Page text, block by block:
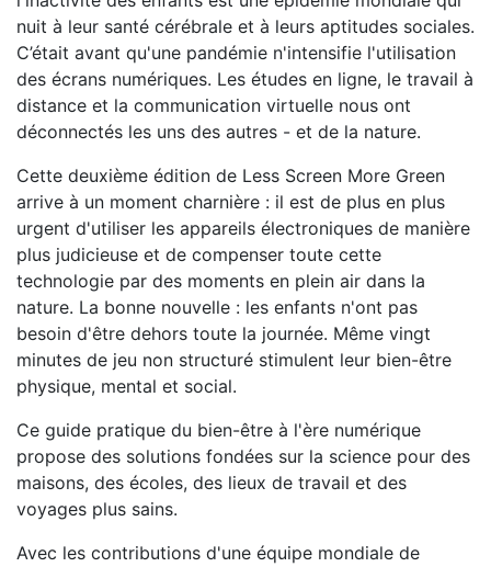
nuit à leur santé cérébrale et à leurs aptitudes sociales.
C’était avant qu'une pandémie n'intensifie l'utilisation
des écrans numériques. Les études en ligne, le travail à
distance et la communication virtuelle nous ont
déconnectés les uns des autres - et de la nature.
Cette deuxième édition de Less Screen More Green
arrive à un moment charnière : il est de plus en plus
urgent d'utiliser les appareils électroniques de manière
plus judicieuse et de compenser toute cette
technologie par des moments en plein air dans la
nature. La bonne nouvelle : les enfants n'ont pas
besoin d'être dehors toute la journée. Même vingt
minutes de jeu non structuré stimulent leur bien-être
physique, mental et social.
Ce guide pratique du bien-être à l'ère numérique
propose des solutions fondées sur la science pour des
maisons, des écoles, des lieux de travail et des
voyages plus sains.
Avec les contributions d'une équipe mondiale de